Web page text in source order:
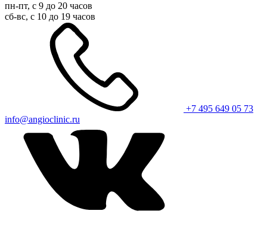
пн-пт, с 9 до 20 часов
сб-вс, с 10 до 19 часов
+7 495 649 05 73
info@angioclinic.ru